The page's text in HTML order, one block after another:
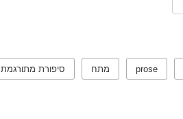
prose מתח סיפורת מתורגמת